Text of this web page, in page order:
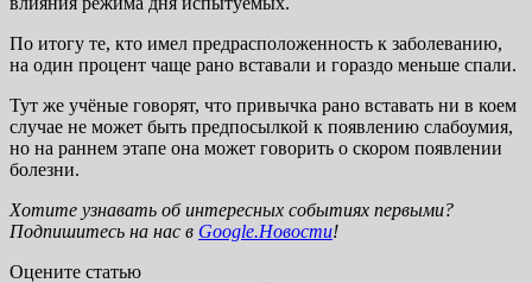
По итогу те, кто имел предрасположенность к заболеванию,
на один процент чаще рано вставали и гораздо меньше спали.
Тут же учёные говорят, что привычка рано вставать ни в коем
случае не может быть предпосылкой к появлению слабоумия,
но на раннем этапе она может говорить о скором появлении
болезни.
Хотите узнавать об интересных событиях первыми?
Подпишитесь на нас в Google.Новости!
Оцените статью